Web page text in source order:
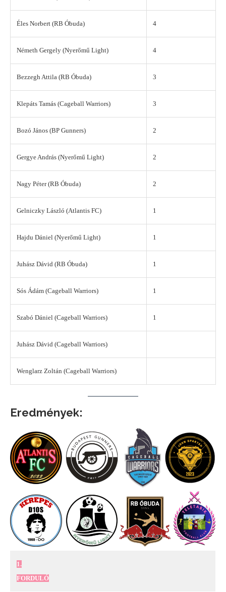
Éles Norbert (RB Óbuda) 4
Németh Gergely (Nyerőmű Light) 4
Bezzegh Attila (RB Óbuda) 3
Klepáts Tamás (Cageball Warriors) 3
Bozó János (BP Gunners) 2
Gergye András (Nyerőmű Light) 2
Nagy Péter (RB Óbuda) 2
Gelniczky László (Atlantis FC) 1
Hajdu Dániel (Nyerőmű Light) 1
Juhász Dávid (RB Óbuda) 1
Sós Ádám (Cageball Warriors) 1
Szabó Dániel (Cageball Warriors) 1
Juhász Dávid (Cageball Warriors)
Wenglarz Zoltán (Cageball Warriors)
Eredmények:
1.
FORDULÓ